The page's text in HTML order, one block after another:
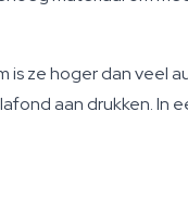
is ze hoger dan
aan drukken. In